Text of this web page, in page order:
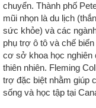
chuyển. Thành phố
mũi nhọn là du lịch
sức khỏe) và các
phụ trợ ô tô và chế
cơ sở khoa học nghiên
thiên nhiên. Fleming
trợ đặc biệt nhằm giúp
sống và học tập tại